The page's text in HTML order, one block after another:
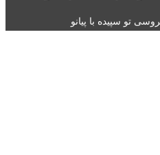
تو سپیده با پیانو